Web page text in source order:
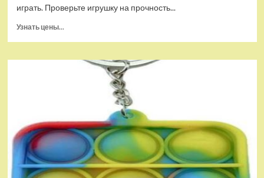
играть. Проверьте игрушку на прочность...
Узнать цены...
Тянущаяся
Паук
Водная